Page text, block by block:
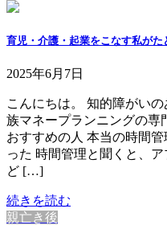
育児・介護・起業をこなす私が
2025年6月7日
こんにちは。 知的障がい
族マネープランニングの専
おすすめの人 本当の時間
った 時間管理と聞くと、
ど […]
続きを読む
親亡き後